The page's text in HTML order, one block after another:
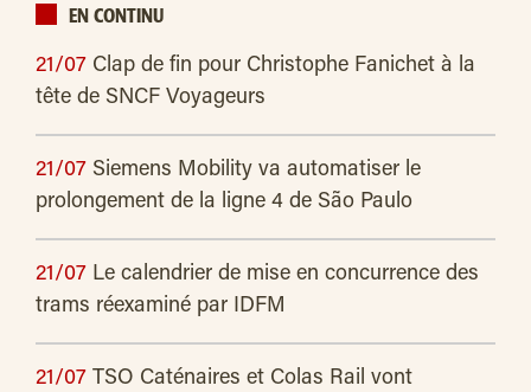
EN CONTINU
21/07 Clap de fin pour Christophe Fanichet à la
tête de SNCF Voyageurs
21/07 Siemens Mobility va automatiser le
prolongement de la ligne 4 de São Paulo
21/07 Le calendrier de mise en concurrence des
trams réexaminé par IDFM
21/07 TSO Caténaires et Colas Rail vont